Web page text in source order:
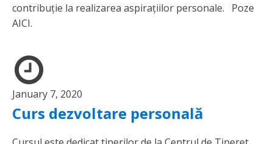
contribuție la realizarea aspirațiilor personale. Poze
AICI.
January 7, 2020
Curs dezvoltare personală